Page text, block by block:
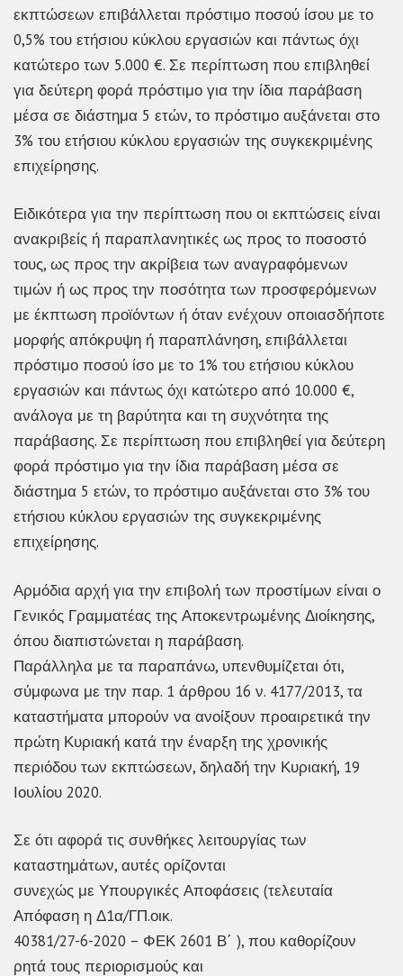
εκπτώσεων επιβάλλεται πρόστιμο ποσού ίσου με το
0,5% του ετήσιου κύκλου εργασιών και πάντως όχι
κατώτερο των 5.000 €. Σε περίπτωση που επιβληθεί
για δεύτερη φορά πρόστιμο για την ίδια παράβαση
μέσα σε διάστημα 5 ετών, το πρόστιμο αυξάνεται στο
3% του ετήσιου κύκλου εργασιών της συγκεκριμένης
επιχείρησης.
Ειδικότερα για την περίπτωση που οι εκπτώσεις είναι
ανακριβείς ή παραπλανητικές ως προς το ποσοστό
τους, ως προς την ακρίβεια των αναγραφόμενων
τιμών ή ως προς την ποσότητα των προσφερόμενων
με έκπτωση προϊόντων ή όταν ενέχουν οποιασδήποτε
μορφής απόκρυψη ή παραπλάνηση, επιβάλλεται
πρόστιμο ποσού ίσο με το 1% του ετήσιου κύκλου
εργασιών και πάντως όχι κατώτερο από 10.000 €,
ανάλογα με τη βαρύτητα και τη συχνότητα της
παράβασης. Σε περίπτωση που επιβληθεί για δεύτερη
φορά πρόστιμο για την ίδια παράβαση μέσα σε
διάστημα 5 ετών, το πρόστιμο αυξάνεται στο 3% του
ετήσιου κύκλου εργασιών της συγκεκριμένης
επιχείρησης.
Αρμόδια αρχή για την επιβολή των προστίμων είναι ο
Γενικός Γραμματέας της Αποκεντρωμένης Διοίκησης,
όπου διαπιστώνεται η παράβαση.
Παράλληλα με τα παραπάνω, υπενθυμίζεται ότι,
σύμφωνα με την παρ. 1 άρθρου 16 ν. 4177/2013, τα
καταστήματα μπορούν να ανοίξουν προαιρετικά την
πρώτη Κυριακή κατά την έναρξη της χρονικής
περιόδου των εκπτώσεων, δηλαδή την Κυριακή, 19
Ιουλίου 2020.
Σε ότι αφορά τις συνθήκες λειτουργίας των
καταστημάτων, αυτές ορίζονται
συνεχώς με Υπουργικές Αποφάσεις (τελευταία
Απόφαση η Δ1α/ΓΠ.οικ.
40381/27-6-2020 – ΦΕΚ 2601 Β΄ ), που καθορίζουν
ρητά τους περιορισμούς και